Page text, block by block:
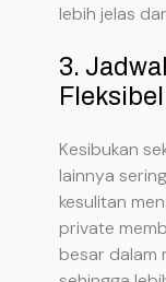
lebih jelas
3.
Fleksibel
Kesibukan
lainnya
kesulitan
private
besar dalam